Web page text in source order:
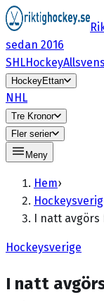
sedan 2016
SHL
HockeyEttan
NHL
Tre Kronor
Fler serier
Meny
Hem›
I natt avgörs
Hockeysverige
I natt